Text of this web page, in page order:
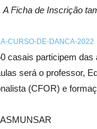
A Ficha de Inscrição
CURSO-DE-DANCA-2022
casais participem
será o professor,
(CFOR) e